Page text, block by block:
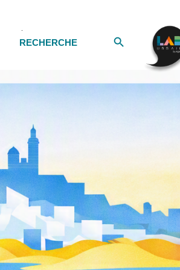
for: